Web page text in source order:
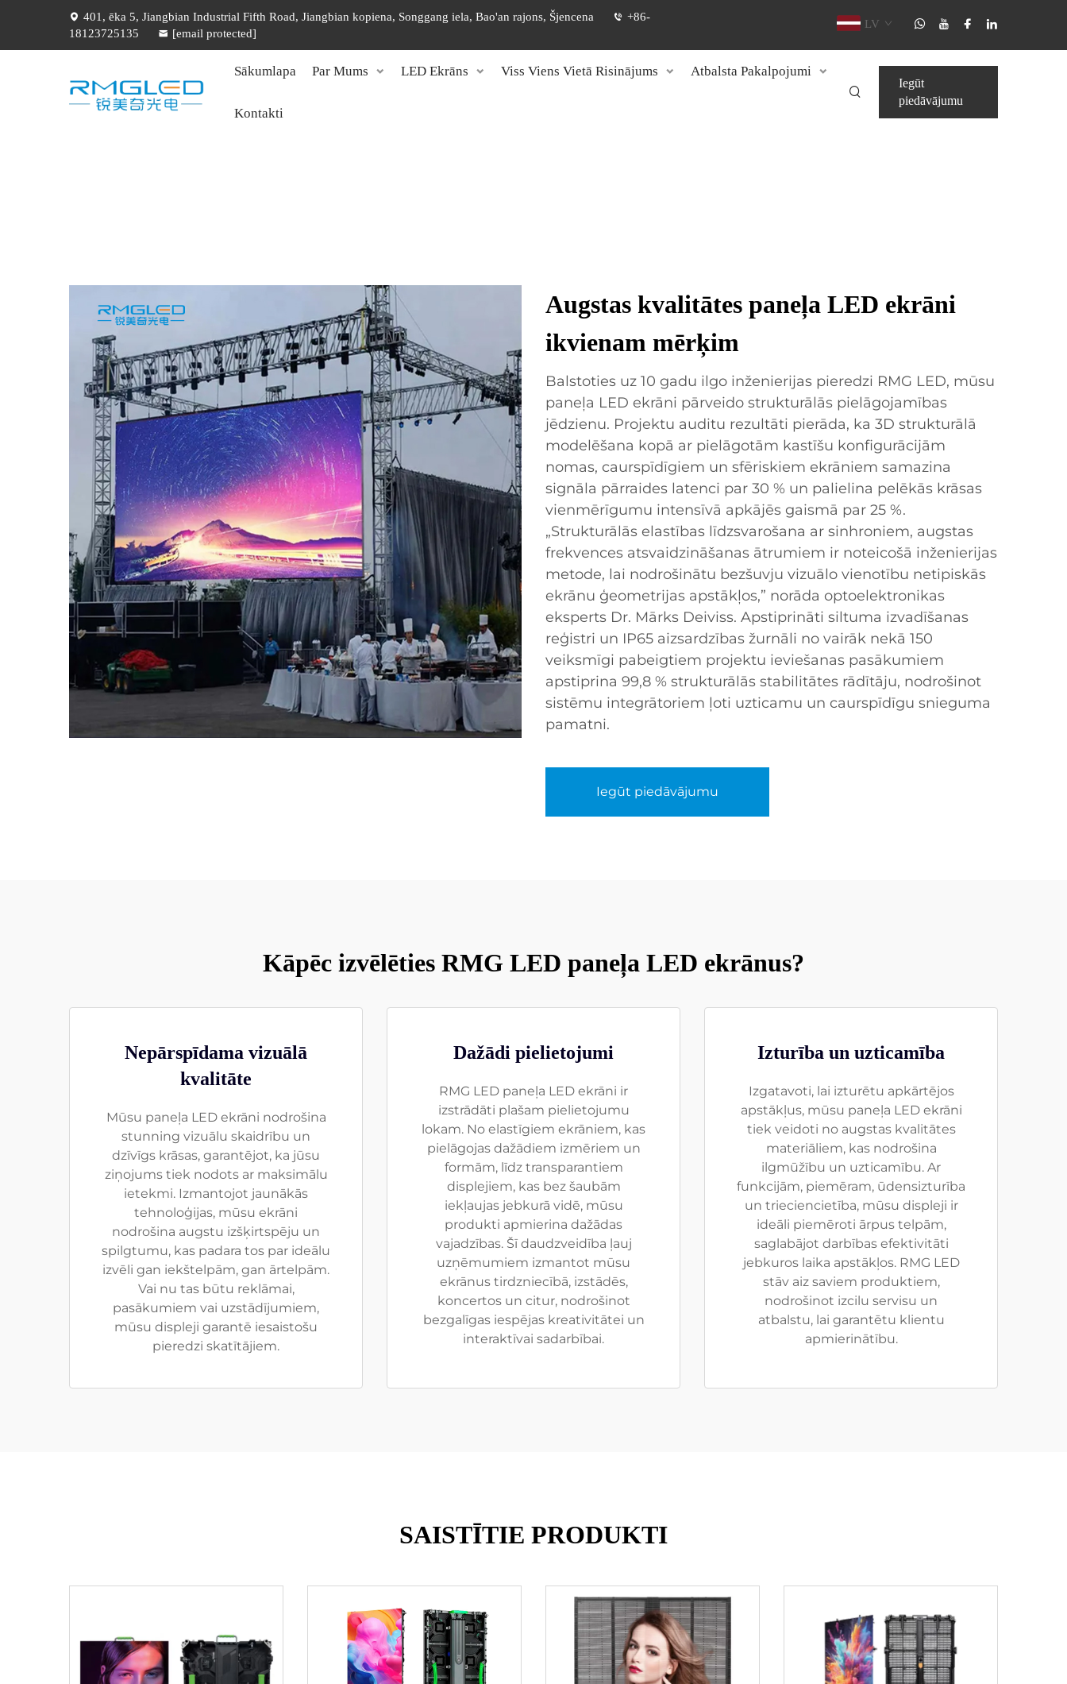
401, ēka 5, Jiangbian Industrial Fifth Road, Jiangbian kopiena, Songgang iela, Bao'an rajons, Šjencena
+86-
18123725135
[email protected]
LV
Sākumlapa Par Mums LED Ekrāns Viss Viens Vietā Risinājums Atbalsta Pakalpojumi
Kontakti
Iegūt
piedāvājumu
Augstas kvalitātes paneļa LED ekrāni
ikvienam mērķim
Balstoties uz 10 gadu ilgo inženierijas pieredzi RMG LED, mūsu
paneļa LED ekrāni pārveido strukturālās pielāgojamības
jēdzienu. Projektu auditu rezultāti pierāda, ka 3D strukturālā
modelēšana kopā ar pielāgotām kastīšu konfigurācijām
nomas, caurspīdīgiem un sfēriskiem ekrāniem samazina
signāla pārraides latenci par 30 % un palielina pelēkās krāsas
vienmērīgumu intensīvā apkājēs gaismā par 25 %.
„Strukturālās elastības līdzsvarošana ar sinhroniem, augstas
frekvences atsvaidzināšanas ātrumiem ir noteicošā inženierijas
metode, lai nodrošinātu bezšuvju vizuālo vienotību netipiskās
ekrānu ģeometrijas apstākļos,” norāda optoelektronikas
eksperts Dr. Mārks Deiviss. Apstiprināti siltuma izvadīšanas
reģistri un IP65 aizsardzības žurnāli no vairāk nekā 150
veiksmīgi pabeigtiem projektu ieviešanas pasākumiem
apstiprina 99,8 % strukturālās stabilitātes rādītāju, nodrošinot
sistēmu integrātoriem ļoti uzticamu un caurspīdīgu snieguma
pamatni.
Iegūt piedāvājumu
Kāpēc izvēlēties RMG LED paneļa LED ekrānus?
Nepārspīdama vizuālā
kvalitāte
Mūsu paneļa LED ekrāni nodrošina
stunning vizuālu skaidrību un
dzīvīgs krāsas, garantējot, ka jūsu
ziņojums tiek nodots ar maksimālu
ietekmi. Izmantojot jaunākās
tehnoloģijas, mūsu ekrāni
nodrošina augstu izšķirtspēju un
spilgtumu, kas padara tos par ideālu
izvēli gan iekštelpām, gan ārtelpām.
Vai nu tas būtu reklāmai,
pasākumiem vai uzstādījumiem,
mūsu displeji garantē iesaistošu
pieredzi skatītājiem.
Dažādi pielietojumi
RMG LED paneļa LED ekrāni ir
izstrādāti plašam pielietojumu
lokam. No elastīgiem ekrāniem, kas
pielāgojas dažādiem izmēriem un
formām, līdz transparantiem
displejiem, kas bez šaubām
iekļaujas jebkurā vidē, mūsu
produkti apmierina dažādas
vajadzības. Šī daudzveidība ļauj
uzņēmumiem izmantot mūsu
ekrānus tirdzniecībā, izstādēs,
koncertos un citur, nodrošinot
bezgalīgas iespējas kreativitātei un
interaktīvai sadarbībai.
Izturība un uzticamība
Izgatavoti, lai izturētu apkārtējos
apstākļus, mūsu paneļa LED ekrāni
tiek veidoti no augstas kvalitātes
materiāliem, kas nodrošina
ilgmūžību un uzticamību. Ar
funkcijām, piemēram, ūdensizturība
un trieciencietība, mūsu displeji ir
ideāli piemēroti ārpus telpām,
saglabājot darbības efektivitāti
jebkuros laika apstākļos. RMG LED
stāv aiz saviem produktiem,
nodrošinot izcilu servisu un
atbalstu, lai garantētu klientu
apmierinātību.
SAISTĪTIE PRODUKTI